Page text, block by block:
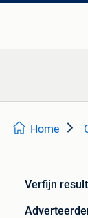
Home
Verfijn